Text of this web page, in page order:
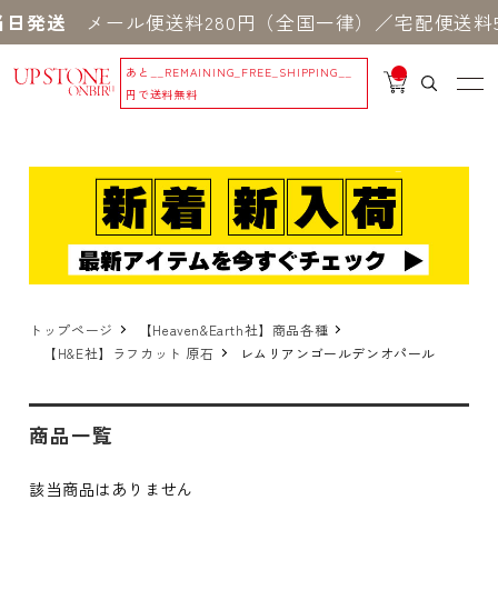
発送メール便送料280円（全国一律）／宅配便送
あと
__REMAINING_FREE_SHIPPING__
円で送料無料
__
IT
_
トップページ
【Heaven&Earth社】商品各種
【H&E社】ラフカット 原石
レムリアンゴールデンオパール
商品一覧
該当商品はありません